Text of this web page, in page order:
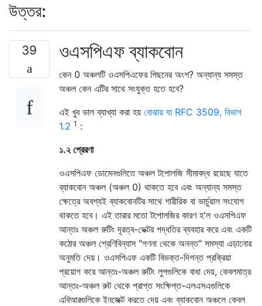
উত্তর:
39 ওএসপিএফ ব্যাকবোন
কেন 0 অঞ্চলটি ওএসপিএফের পিছনের অংশ? অন্যান্য সমস্ত
অঞ্চল কেন এটির সাথে সংযুক্ত হতে হবে?
এই খুব ভাল ব্যাখ্যা করা হয় বোঝায় যা RFC 3509, বিভাগ
1.2 1 :
১.২ প্রেরণা
ওএসপিএফ ডোমেনগুলিতে অঞ্চল টপোলজি সীমাবদ্ধ রয়েছে যাতে
ব্যাকবোন অঞ্চল (অঞ্চল 0) থাকতে হবে এবং অন্যান্য সমস্ত
ক্ষেত্রে অবশ্যই ব্যাকবোনটির সাথে শারীরিক বা ভার্চুয়াল সংযোগ
থাকতে হবে। এই তারার মতো টপোলজির কারণ হ'ল ওএসপিএফ
আন্তঃ অঞ্চল রুটিং দূরত্ব-ভেক্টর পদ্ধতির ব্যবহার করে এবং একটি
কঠোর অঞ্চল শ্রেণিবিন্যাস "গণনা থেকে অনন্ত" সমস্যা এড়ানোর
অনুমতি দেয়। ওএসপিএফ একটি বিভক্ত-দিগন্ত প্রক্রিয়া
প্রয়োগ করে আন্তঃ-অঞ্চল রুটিং লুপগুলিকে বাধা দেয়, কেবলমাত্র
আন্তঃ-অঞ্চল রুট থেকে প্রাপ্ত সংক্ষিপ্ত-এলএসএগুলিকে
এবিআরগুলিকে ইনজেক্ট করতে দেয় এবং ব্যাকবোন অঞ্চলে কেবল